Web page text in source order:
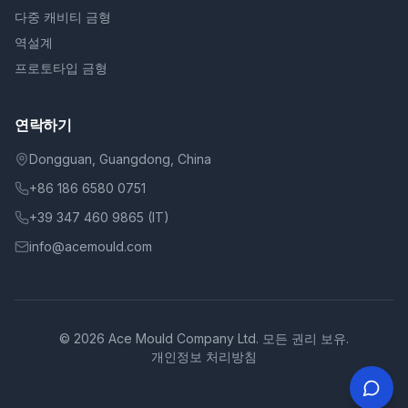
다중 캐비티 금형
역설계
프로토타입 금형
연락하기
Dongguan, Guangdong, China
+86 186 6580 0751
+39 347 460 9865 (IT)
info@acemould.com
© 2026 Ace Mould Company Ltd. 모든 권리 보유.
개인정보 처리방침